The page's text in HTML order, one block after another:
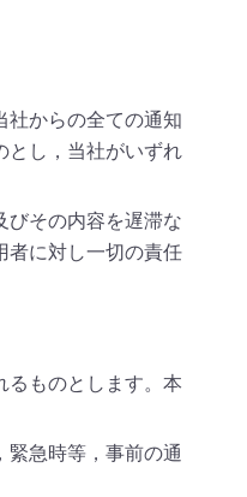
からの全ての通知
とし，当社がいずれ
その内容を遅滞な
者に対し一切の責任
ものとします。本
急時等，事前の通